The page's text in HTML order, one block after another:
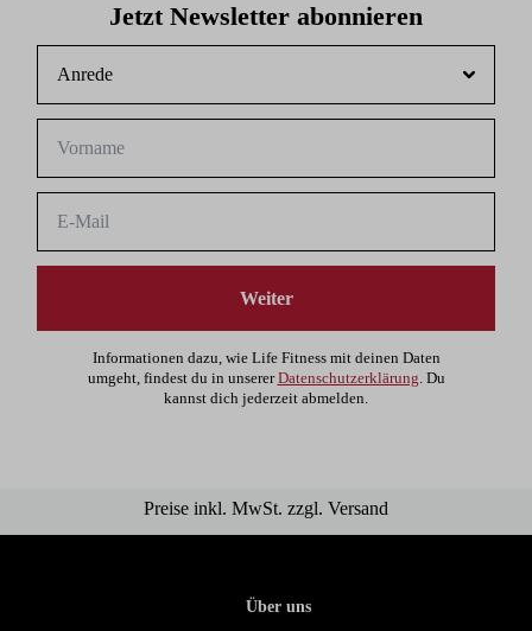
Jetzt Newsletter abonnieren
Weiter
Informationen dazu, wie Life Fitness mit deinen Daten
umgeht, findest du in unsererDatenschutzerklärung. Du
kannst dich jederzeit abmelden.
Preise inkl. MwSt. zzgl. Versand
Über uns